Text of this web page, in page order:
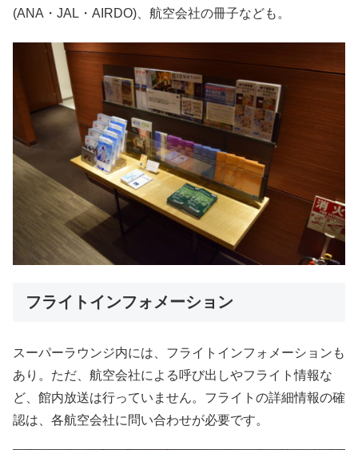
(ANA・JAL・AIRDO)、航空会社の冊子なども。
フライトインフォメーション
スーパーラウンジ内には、フライトインフォメーションも
あり。ただ、航空会社による呼び出しやフライト情報な
ど、館内放送は行っていません。フライトの詳細情報の確
認は、各航空会社に問い合わせが必要です。